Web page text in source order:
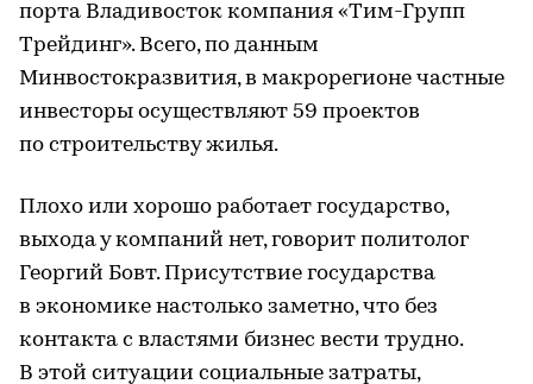
порта Владивосток компания «Тим-Групп
Трейдинг». Всего, по данным
Минвостокразвития, в макрорегионе частные
инвесторы осуществляют 59 проектов
по строительству жилья.
Плохо или хорошо работает государство,
выхода у компаний нет, говорит политолог
Георгий Бовт. Присутствие государства
в экономике настолько заметно, что без
контакта с властями бизнес вести трудно.
В этой ситуации социальные затраты,